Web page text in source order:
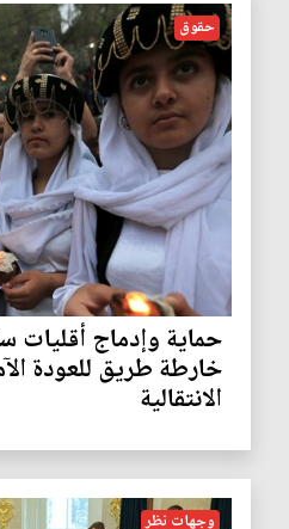
حقوق
حماية وإدماج أقليات
خارطة طريق للعودة
الانتقالية
وجهات نظر